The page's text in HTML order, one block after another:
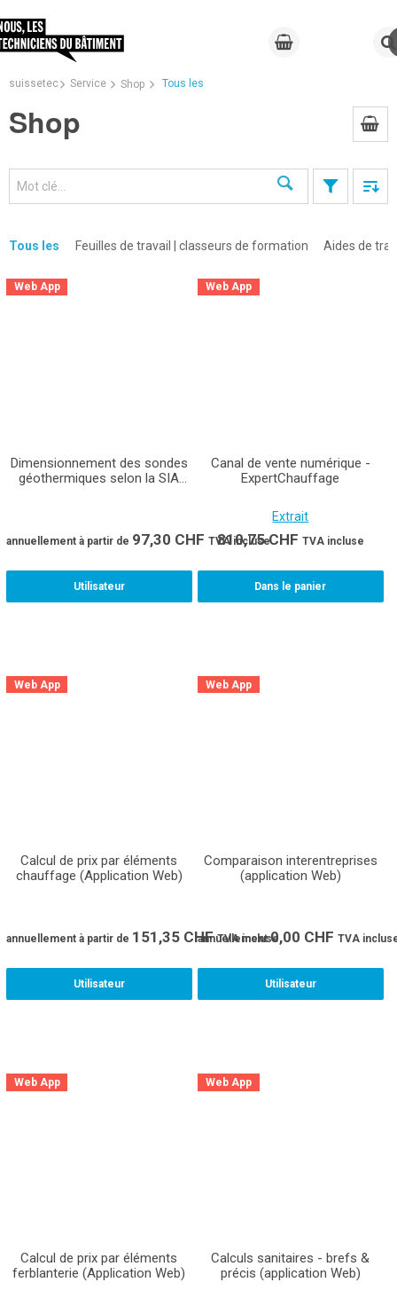
suissetec Service Shop Tous les
Shop
Recherche
Tous les Feuilles de travail | classeurs de formation Aides de
Web App
Dimensionnement des sondes
géothermiques selon la SIA
annuellement à partir de 97,30 CHF TVA incluse
Utilisateur
Web App
Canal de vente numérique -
ExpertChauffage
Extrait
810,75CHF TVA incluse
Dans le panier
Web App
Calcul de prix par éléments
chauffage (Application Web)
annuellement à partir de 151,35 CHF TVA incluse
Utilisateur
Web App
Comparaison interentreprises
(application Web)
annuellement0,00 CHF TVA
Utilisateur
Web App
Calcul de prix par éléments
ferblanterie (Application Web)
Web App
Calculs sanitaires - brefs &
précis (application Web)